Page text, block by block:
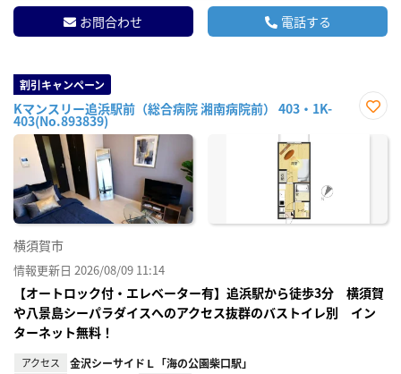
お問合わせ 電話する
割引キャンペーン
Kマンスリー追浜駅前（総合病院 湘南病院前） 403・1K-
403(No.893839)
に入
横須賀市
情報更新日 2026/08/09 11:14
【オートロック付・エレベーター有】追浜駅から徒歩3分 横須賀
や八景島シーパラダイスへのアクセス抜群のバストイレ別 イン
ターネット無料！
アクセス 金沢シーサイドＬ「海の公園柴口駅」